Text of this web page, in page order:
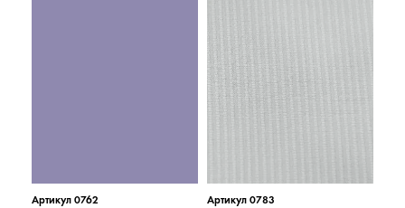
Артикул 0762
Артикул 0783